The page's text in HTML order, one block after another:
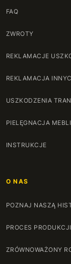
FAQ
ZWROTY
REKLAMACJE
REKLAMACJA
USZKODZENIA
PIELĘGNACJA MEBLI
INSTRUKCJE
O NAS
POZNAJ NASZĄ
PROCES
ZRÓWNOWAŻONY